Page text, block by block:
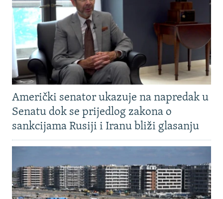
Američki senator ukazuje na napredak u
Senatu dok se prijedlog zakona o
sankcijama Rusiji i Iranu bliži glasanju